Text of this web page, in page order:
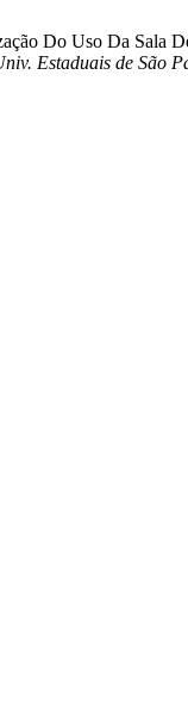
Do Uso Da Sala
Estaduais de São